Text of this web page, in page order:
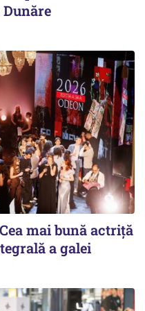
mai bună actriță
a galei